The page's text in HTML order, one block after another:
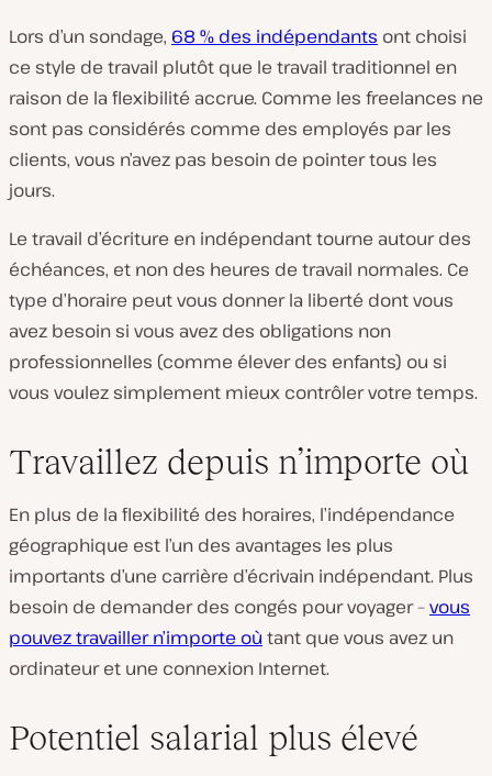
Lors d’un sondage, 68 % des indépendants ont choisi
ce style de travail plutôt que le travail traditionnel en
raison de la flexibilité accrue. Comme les freelances ne
sont pas considérés comme des employés par les
clients, vous n’avez pas besoin de pointer tous les
jours.
Le travail d’écriture en indépendant tourne autour des
échéances, et non des heures de travail normales. Ce
type d’horaire peut vous donner la liberté dont vous
avez besoin si vous avez des obligations non
professionnelles (comme élever des enfants) ou si
vous voulez simplement mieux contrôler votre temps.
Travaillez depuis n’importe où
En plus de la flexibilité des horaires, l’indépendance
géographique est l’un des avantages les plus
importants d’une carrière d’écrivain indépendant. Plus
besoin de demander des congés pour voyager –vous
pouvez travailler n’importe où tant que vous avez un
ordinateur et une connexion Internet.
Potentiel salarial plus élevé